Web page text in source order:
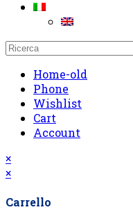
Home-old
Phone
Wishlist
Cart
Account
×
×
Carrello